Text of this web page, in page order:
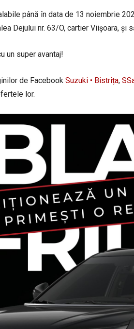
până în data de 13 noiembrie
Dejului nr. 63/O, cartier Viișoara, și
un super avantaj!
de Facebook Suzuki • Bistrița,
lor.